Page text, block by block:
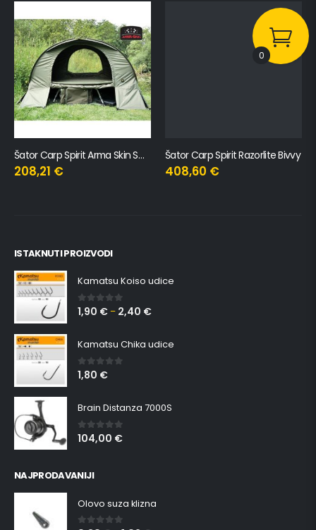
Šator Carp Spirit Arma Skin SCS+
208,21 €
Šator Carp Spirit Razorlite Bivvy
408,60 €
ISTAKNUTI PROIZVODI
Kamatsu Koiso udice
0 out of 5
1,90 € – 2,40 €
Kamatsu Chika udice
0 out of 5
1,80 €
Brain Distanza 7000S
0out of 5
104,00 €
NAJPRODAVANIJI
Olovo suza klizna
0